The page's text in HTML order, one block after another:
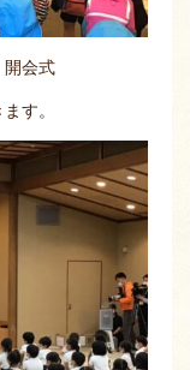
開会式
す。